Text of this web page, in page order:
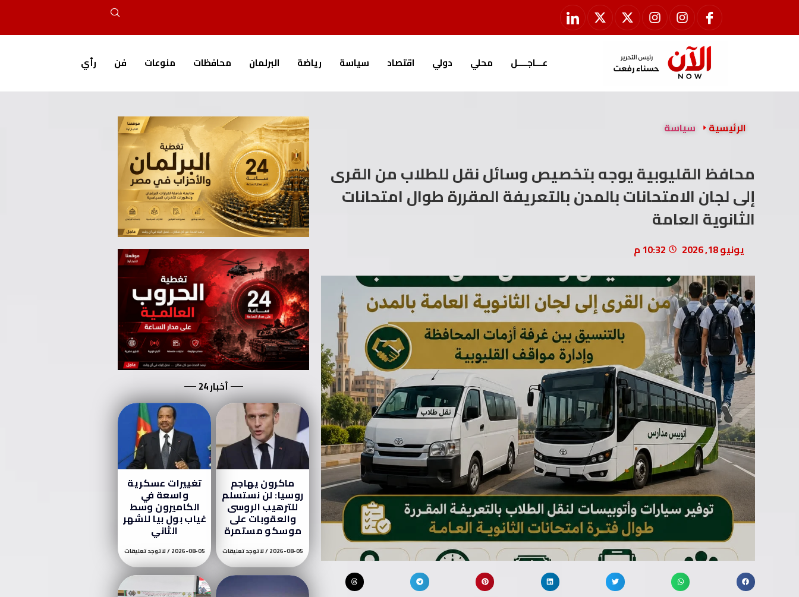
عـــاجــــل محلي دولي اقتصاد سياسة رياضة البرلمان محافظات منوعات فن رأي
الرئيسية سياسة
محافظ القليوبية يوجه بتخصيص وسائل نقل للطلاب من القرى
إلى لجان الامتحانات بالمدن بالتعريفة المقررة طوال امتحانات
الثانوية العامة
يونيو 18, 2026 10:32 م
أخبار 24
ماكرون يهاجم
روسيا: لن نستسلم
للترهيب الروسى
والعقوبات على
موسكو مستمرة
2026-08-05 لا توجد تعليقات
تغييرات عسكرية
واسعة في
الكاميرون وسط
غياب بول بيا للشهر
الثاني
2026-08-05 لا توجد تعليقات